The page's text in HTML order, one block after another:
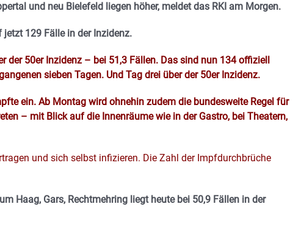
und neu Bielefeld liegen höher, meldet das RKI am Morgen.
129 Fälle in der Inzidenz.
der 50er Inzidenz – bei 51,3 Fällen. Das sind nun 134 offiziell
sieben Tagen. Und Tag drei über der 50er Inzidenz.
ein. Ab Montag wird ohnehin zudem die bundesweite Regel für
– mit Blick auf die Innenräume wie in der Gastro, bei Theatern,
und sich selbst infizieren. Die Zahl der Impfdurchbrüche
Haag, Gars, Rechtmehring liegt heute bei 50,9 Fällen in der